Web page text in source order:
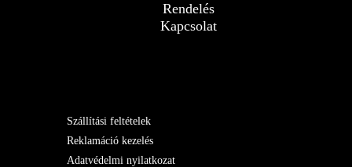
Rendelés
Kapcsolat
Szállítási feltételek
Reklamáció kezelés
Adatvédelmi nyilatkozat